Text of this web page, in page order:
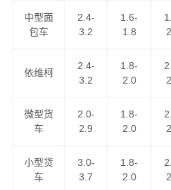
港邦物流作为江门到铜仁物流公
服务理念，把坚持不懈的物流
中型面
包车
2.4-
3.2
1.6-
1.8
依维柯
2.4-
3.2
1.8-
2.0
微型货
车
2.0-
2.9
1.8-
2.0
小型货
车
3.0-
3.7
1.8-
2.0